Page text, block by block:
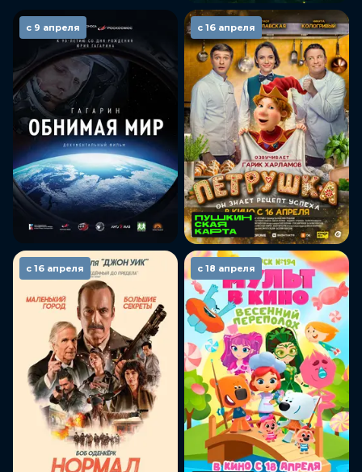
с 9 апреля с 16 апреля
с 16 апреля с 18 апреля